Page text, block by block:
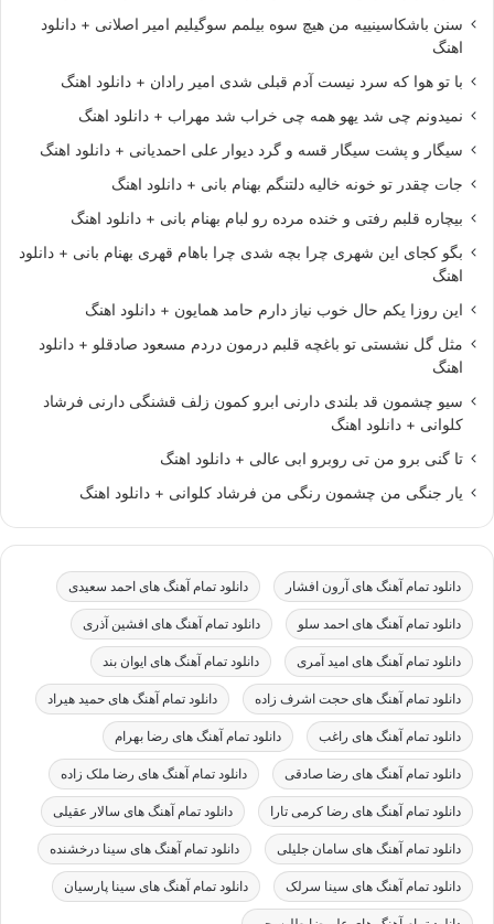
سنن باشکاسینییه من هیچ سوه بیلمم سوگیلیم امیر اصلانی + دانلود
اهنگ
با تو هوا که سرد نیست آدم قبلی شدی امیر رادان + دانلود اهنگ
نمیدونم چی شد یهو همه چی خراب شد مهراب + دانلود اهنگ
سیگار و پشت سیگار قسه و گرد دیوار علی احمدیانی + دانلود اهنگ
جات چقدر تو خونه خالیه دلتنگم بهنام بانی + دانلود اهنگ
بیچاره قلبم رفتی و خنده مرده رو لبام بهنام بانی + دانلود اهنگ
بگو کجای این شهری چرا بچه شدی چرا باهام قهری بهنام بانی + دانلود
اهنگ
این روزا یکم حال خوب نیاز دارم حامد همایون + دانلود اهنگ
مثل گل نشستی تو باغچه قلبم درمون دردم مسعود صادقلو + دانلود
اهنگ
سیو چشمون قد بلندی دارنی ابرو کمون زلف قشنگی دارنی فرشاد
کلوانی + دانلود اهنگ
تا گنی برو من تی روبرو ابی عالی + دانلود اهنگ
یار جنگی من چشمون رنگی من فرشاد کلوانی + دانلود اهنگ
دانلود تمام آهنگ های آرون افشار دانلود تمام آهنگ های احمد سعیدی
دانلود تمام آهنگ های احمد سلو دانلود تمام آهنگ های افشین آذری
دانلود تمام آهنگ های امید آمری دانلود تمام آهنگ های ایوان بند
دانلود تمام آهنگ های حجت اشرف زاده دانلود تمام آهنگ های حمید هیراد
دانلود تمام آهنگ های راغب دانلود تمام آهنگ های رضا بهرام
دانلود تمام آهنگ های رضا صادقی دانلود تمام آهنگ های رضا ملک زاده
دانلود تمام آهنگ های رضا کرمی تارا دانلود تمام آهنگ های سالار عقیلی
دانلود تمام آهنگ های سامان جلیلی دانلود تمام آهنگ های سینا درخشنده
دانلود تمام آهنگ های سینا سرلک دانلود تمام آهنگ های سینا پارسیان